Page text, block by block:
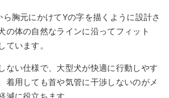
胸元にかけてYの字を描くように設計さ
の体の自然なラインに沿ってフィット
ています。
ない仕様で、大型犬が快適に行動しやす
着用しても首や気管に干渉しないのがメ